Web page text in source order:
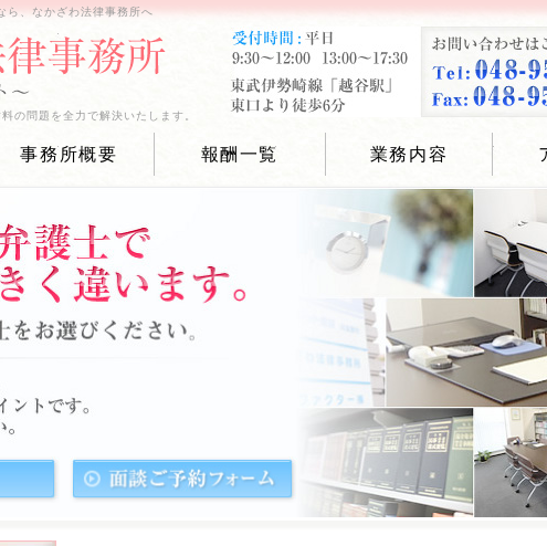
ら、なかざわ法律事務所へ
の問題を全力で解決いたします。
事務所概要 報酬一覧 業務内容